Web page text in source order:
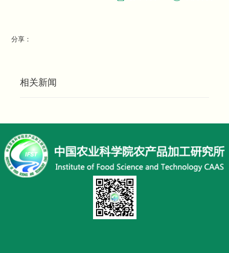
分享：
相关新闻